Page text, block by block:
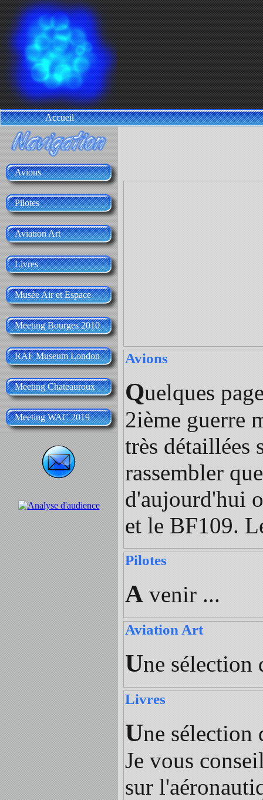
Accueil
Avions
Pilotes
Aviation Art
Livres
Musée Air et Espace
Meeting Bourges 2010
RAF Museum London
Meeting Chateauroux
Meeting WAC 2019
Avions
Quelques
2ième guerre
très détaillées
rassembler
d'aujourd'hui
et le BF109.
Pilotes
A venir ...
Aviation Art
Une sélection
Livres
Une sélection
Je vous
sur